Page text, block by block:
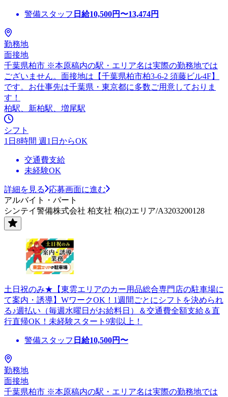
警備スタッフ 日給10,500円〜13,474円
勤務地
面接地
千葉県柏市 ※本原稿内の駅・エリア名は実際の勤務地では
ございません。面接地は【千葉県柏市柏3-6-2 須藤ビル4F】
です。お仕事先は千葉県・東京都に多数ご用意しておりま
す！
柏駅、新柏駅、増尾駅
シフト
1日8時間 週1日からOK
交通費支給
未経験OK
詳細を見る
応募画面に進む
アルバイト・パート
シンテイ警備株式会社 柏支社 柏(2)エリア/A3203200128
土日祝のみ★【東雲エリアのカー用品総合専門店の駐車場に
て案内・誘導】WワークOK！1週間ごとにシフトを決められ
る♪週払い（毎週水曜日がお給料日）＆交通費全額支給＆直
行直帰OK！未経験スタート9割以上！
警備スタッフ 日給10,500円〜
勤務地
面接地
千葉県柏市 ※本原稿内の駅・エリア名は実際の勤務地では